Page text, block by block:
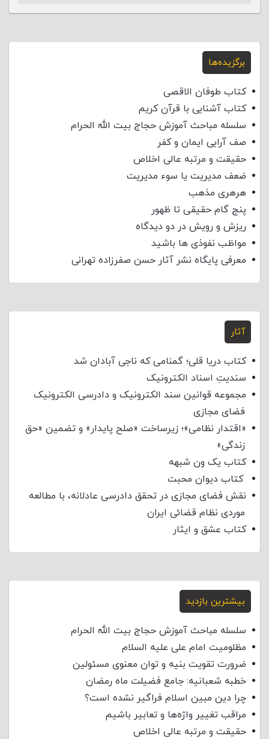
برگزیده‌ها
کتاب طوفان الاقصی
کتاب آشنایی با قرآن کریم
سلسله مباحث آموزش حجاج بیت الله الحرام
صف آرایی ایمان و کفر
حقیقت و مرتبه عالی اخلاص
ضعف مدیریت یا سوء مدیریت
هرهری مذهب
پنج گام حقیقی تا ظهور
ریزش و رویش در دو دیدگاه
مواظب نفوذی‌ ها باشید
معرفی پایگاه نشر آثار حسن صفرزاده تهرانی
آثار
کتاب دریا قلی؛ گمنامی که ناجی آبادان شد
سندیتِ اسناد الکترونیک
مجموعه قوانین سند الکترونیک و دادرسی الکترونیک
فضای مجازی
«اقتدار نظامی»؛ زیرساخت «صلح پایدار» و تضمین «حق
زندگی»
کتاب یک ون شبهه
کتاب دیوان محبت
نقش فضای مجازی در تحقق دادرسی عادلانه، با مطالعه
موردی نظام قضائی ایران
کتاب عشق و ایثار
بیشترین بازدید
سلسله مباحث آموزش حجاج بیت الله الحرام
مظلومیت امام علی علیه السلام
ضرورت تقویت بنیه و توان معنوی مسئولین
خطبه شعبانیه: جامع فضیلت ماه رمضان
چرا دین مبین اسلام فراگیر نشده است؟
مراقب تغییر واژه‌ها و تعابیر باشیم
حقیقت و مرتبه عالی اخلاص